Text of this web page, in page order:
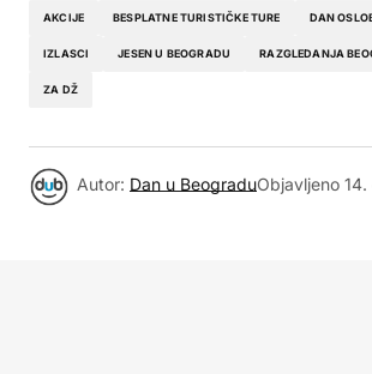
AKCIJE BESPLATNE TURISTIČKE TURE DAN
IZLASCI JESEN U BEOGRADU RAZGLEDANJA
ZA DŽ
Autor: Dan u BeograduObjavljeno